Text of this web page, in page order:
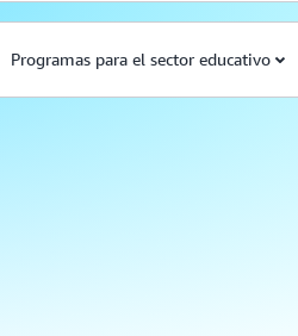
Programas para el sector educativo